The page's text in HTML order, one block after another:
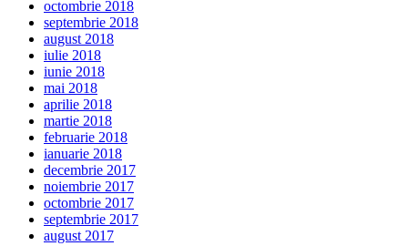
octombrie 2018
septembrie 2018
august 2018
iulie 2018
iunie 2018
mai 2018
aprilie 2018
martie 2018
februarie 2018
ianuarie 2018
decembrie 2017
noiembrie 2017
octombrie 2017
septembrie 2017
august 2017